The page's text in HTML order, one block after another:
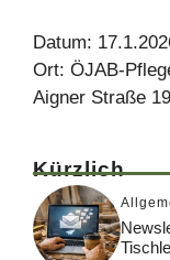
Datum:
Ort: ÖJAB-
Aigner Straße
Kürzlich